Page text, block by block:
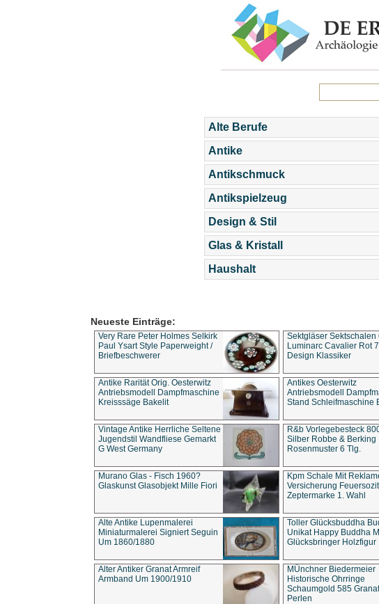
Alte Berufe
Antike
Antikschmuck
Antikspielzeug
Design & Stil
Glas & Kristall
Haushalt
Neueste Einträge:
Very Rare Peter Holmes Selkirk
Paul Ysart Style Paperweight /
Briefbeschwerer
Sektgläser Sektschalen
Luminarc Cavalier Rot
Design Klassiker
Antike Rarität Orig. Oesterwitz
Antriebsmodell Dampfmaschine
Kreisssäge Bakelit
Antikes Oesterwitz
Antriebsmodell
Stand Schleifmaschine
Vintage Antike Herrliche Seltene
Jugendstil Wandfliese Gemarkt
G West Germany
R&b Vorlegebesteck
Silber Robbe & Berking
Rosenmuster 6 Tlg.
Murano Glas - Fisch 1960?
Glaskunst Glasobjekt Mille Fiori
Kpm Schale Mit
Versicherung
Zeptermarke 1. Wahl
Alte Antike Lupenmalerei
Miniaturmalerei Signiert Seguin
Um 1860/1880
Toller Glücksbuddha
Unikat Happy Buddha
Glücksbringer Holzfigur
Alter Antiker Granat Armreif
Armband Um 1900/1910
MÜnchner Biedermeier
Historische Ohrringe
Schaumgold 585
Perlen